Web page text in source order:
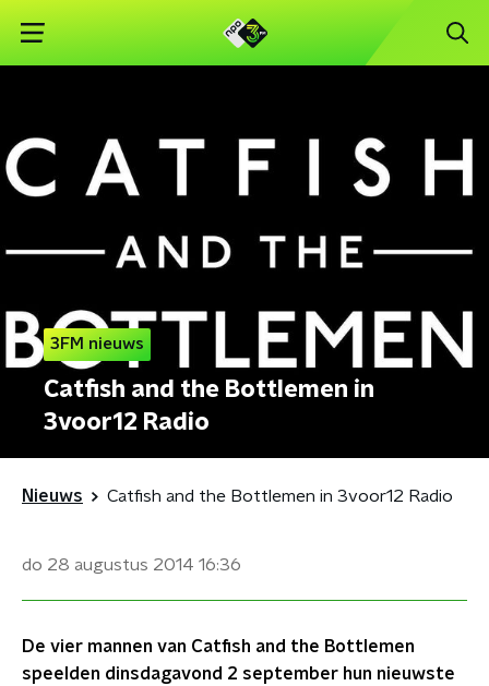
3FM nieuws
Catfish and the Bottlemen in
3voor12 Radio
Nieuws Catfish and the Bottlemen in 3voor12 Radio
do 28 augustus 2014 16:36
De vier mannen van Catfish and the Bottlemen
speelden dinsdagavond 2 september hun nieuwste